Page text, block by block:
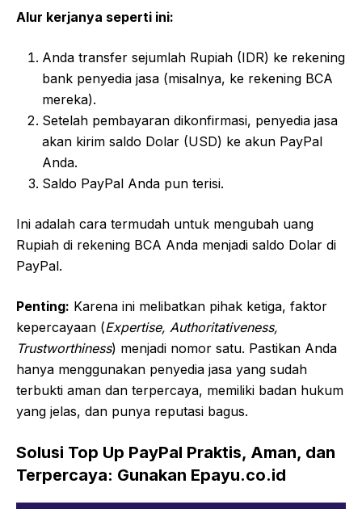
Alur kerjanya seperti ini:
Anda transfer sejumlah Rupiah (IDR) ke rekening
bank penyedia jasa (misalnya, ke rekening BCA
mereka).
Setelah pembayaran dikonfirmasi, penyedia jasa
akan kirim saldo Dolar (USD) ke akun PayPal
Anda.
Saldo PayPal Anda pun terisi.
Ini adalah cara termudah untuk mengubah uang
Rupiah di rekening BCA Anda menjadi saldo Dolar di
PayPal.
Penting: Karena ini melibatkan pihak ketiga, faktor
kepercayaan (Expertise, Authoritativeness,
Trustworthiness) menjadi nomor satu. Pastikan Anda
hanya menggunakan penyedia jasa yang sudah
terbukti aman dan terpercaya, memiliki badan hukum
yang jelas, dan punya reputasi bagus.
Solusi Top Up PayPal Praktis, Aman, dan
Terpercaya: Gunakan Epayu.co.id